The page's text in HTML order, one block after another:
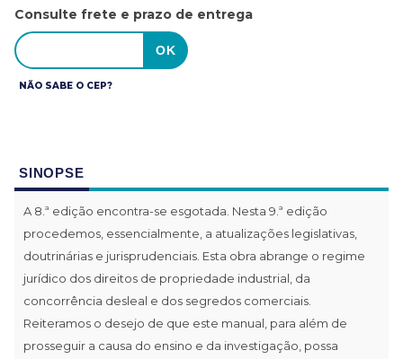
Consulte frete e prazo de entrega
NÃO SABE O CEP?
SINOPSE
A 8.ª edição encontra-se esgotada. Nesta 9.ª edição
procedemos, essencialmente, a atualizações legislativas,
doutrinárias e jurisprudenciais. Esta obra abrange o regime
jurídico dos direitos de propriedade industrial, da
concorrência desleal e dos segredos comerciais.
Reiteramos o desejo de que este manual, para além de
prosseguir a causa do ensino e da investigação, possa